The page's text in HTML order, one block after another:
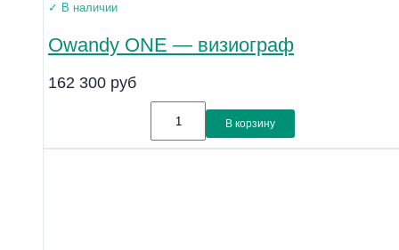
✓ В наличии
Owandy ONE — визиограф
162 300 руб
В корзину